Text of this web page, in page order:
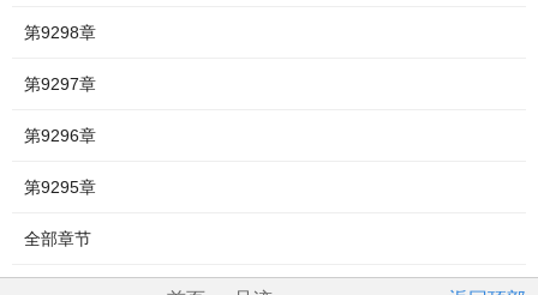
第9298章
第9297章
第9296章
第9295章
全部章节